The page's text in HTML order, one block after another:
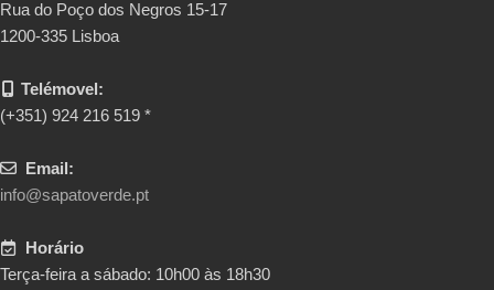
Rua do Poço dos Negros 15-17
1200-335 Lisboa
Telémovel:
(+351) 924 216 519 *
Email:
info@sapatoverde.pt
Horário
Terça-feira a sábado: 10h00 às 18h30